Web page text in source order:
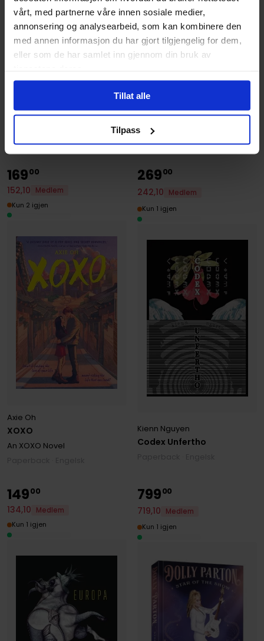
vårt, med partnerne våre innen sosiale medier,
annonsering og analysearbeid, som kan kombinere den
med annen informasjon du har gjort tilgjengelig for dem,
eller som de har samlet inn gjennom din bruk av
Tillat alle
Tilpass
Kim Jiyoung, Born 1982: The
Jamie Chang
Paperback · Engelsk
Yiyun Li
Paperback · Engelsk
XOXO
Axie Oh
An XOXO Novel
16900
152,10
Medlem
Kun 2 igjen
Codex Unfertho
Kienn Nguyen
26900
242,10
Medlem
Kun 1 igjen
14900
134,10
Medlem
Kun 1 igjen
79900
719,10
Medlem
Kun 1 igjen